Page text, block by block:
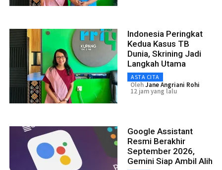
Indonesia Peringkat
Kedua Kasus TB
Dunia, Skrining Jadi
Langkah Utama
ASTA CITA
OlehJane Angriani Rohi
12 jam yang lalu
Google Assistant
Resmi Berakhir
September 2026,
Gemini Siap Ambil Alih